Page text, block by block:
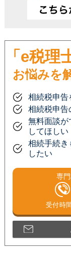
「e税理
お悩みを
相続税申告
相続税申告
無料面談が
してほしい
相続手続き
したい
専